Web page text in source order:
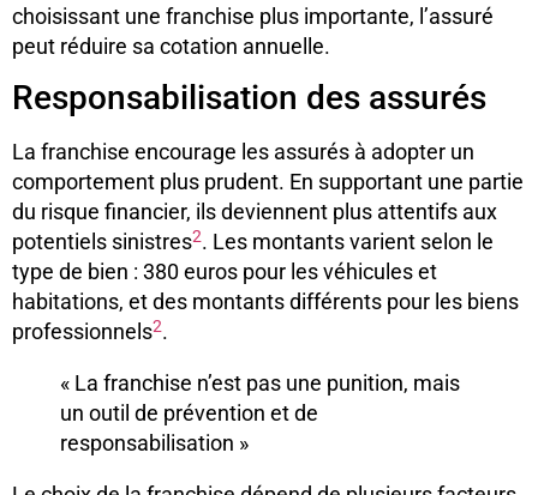
choisissant une franchise plus importante, l’assuré
peut réduire sa cotation annuelle.
Responsabilisation des assurés
La franchise encourage les assurés à adopter un
comportement plus prudent. En supportant une partie
du risque financier, ils deviennent plus attentifs aux
potentiels sinistres2. Les montants varient selon le
type de bien : 380 euros pour les véhicules et
habitations, et des montants différents pour les biens
professionnels2.
« La franchise n’est pas une punition, mais
un outil de prévention et de
responsabilisation »